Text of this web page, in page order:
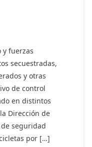
y fuerzas
secuestradas,
y otras
de control
en distintos
Dirección de
seguridad
por […]